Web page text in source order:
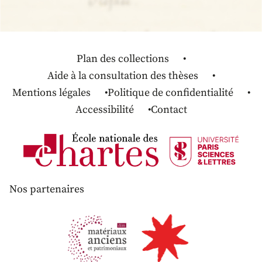
Plan des collections
Aide à la consultation des thèses
Mentions légales
Politique de confidentialité
Accessibilité
Contact
Nos partenaires